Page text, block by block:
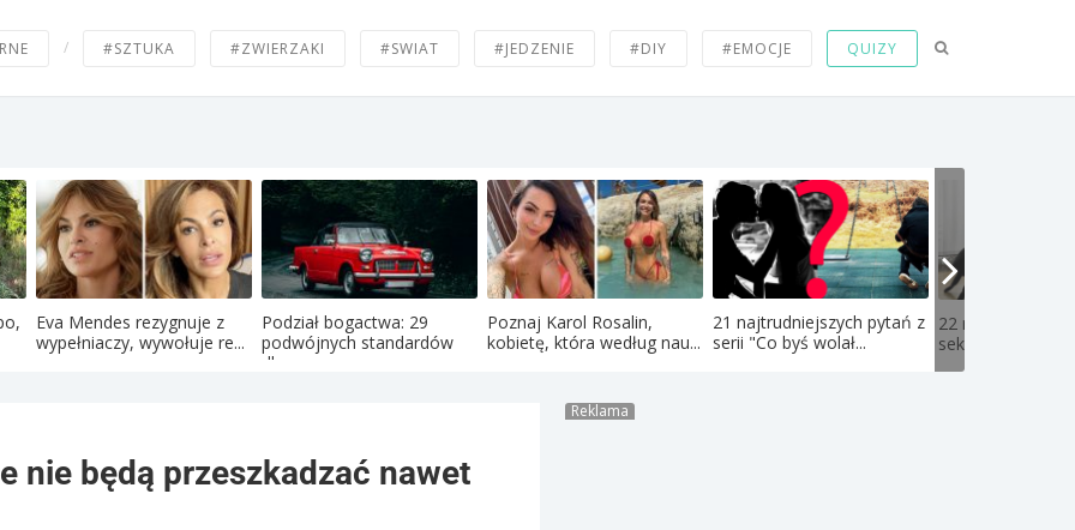
/ #SZTUKA #ZWIERZAKI #SWIAT #JEDZENIE #DIY #EMOCJE QUIZY
Eva Mendes rezygnuje z
wypełniaczy, wywołuje re...
Podział bogactwa: 29
podwójnych standardów
dla ...
Poznaj Karol Rosalin,
kobietę, która według nau...
21 najtrudniejszych pytań z
serii "Co byś wolał...
22 najdziwniejsze
seksualne
nie będą przeszkadzać nawet
Reklama